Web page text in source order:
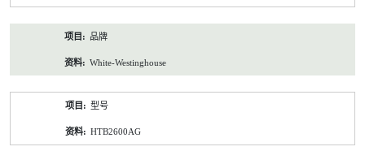
品牌
White-Westinghouse
型号
HTB2600AG